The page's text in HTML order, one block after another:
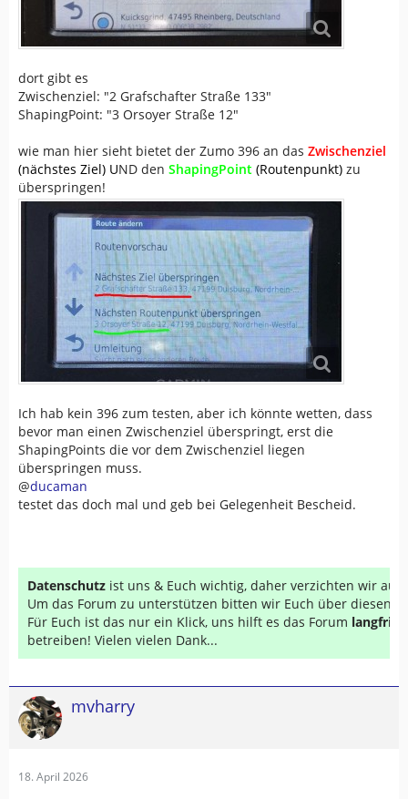
dort gibt es
Zwischenziel: "2 Grafschafter Straße 133"
ShapingPoint: "3 Orsoyer Straße 12"
wie man hier sieht bietet der Zumo 396 an das Zwischenziel
(nächstes Ziel) UND den ShapingPoint (Routenpunkt) zu
überspringen!
Ich hab kein 396 zum testen, aber ich könnte wetten, dass
bevor man einen Zwischenziel überspringt, erst die
ShapingPoints die vor dem Zwischenziel liegen
überspringen muss.
@ducaman
testet das doch mal und geb bei Gelegenheit Bescheid.
Datenschutz ist uns & Euch wichtig, daher verzichten wir auf
Um das Forum zu unterstützen bitten wir Euch über diesen
Für Euch ist das nur ein Klick, uns hilft es das Forum
betreiben! Vielen vielen Dank...
mvharry
18. April 2026